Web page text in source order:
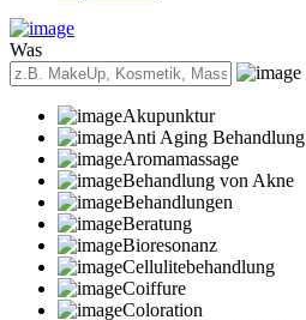
Was
Akupunktur
Anti Aging Behandlung
Aromamassage
Behandlung von Akne
Behandlungen
Beratung
Bioresonanz
Cellulitebehandlung
Coiffure
Coloration